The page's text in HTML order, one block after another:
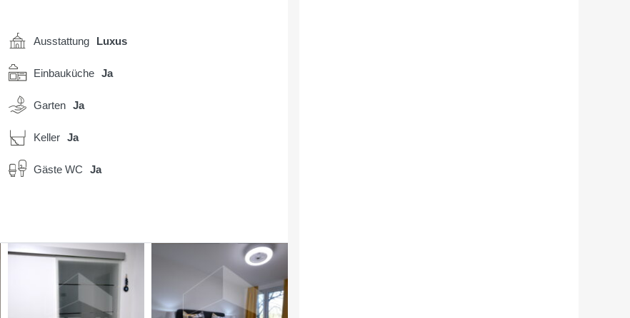
Ausstattung Luxus
Einbauküche Ja
Garten Ja
Keller Ja
Gäste WC Ja